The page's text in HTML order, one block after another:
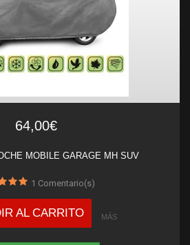
64,00€
MOBILE GARAGE MH SUV
1 Comentario(s)
AL CARRITO MÁS